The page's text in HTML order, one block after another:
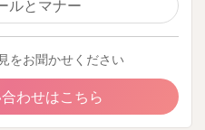
ルとマナー
をお聞かせください
わせはこちら